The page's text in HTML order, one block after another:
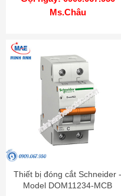
Ms.Châu
Thiết bị đóng cắt Schneider -
Model DOM11234-MCB